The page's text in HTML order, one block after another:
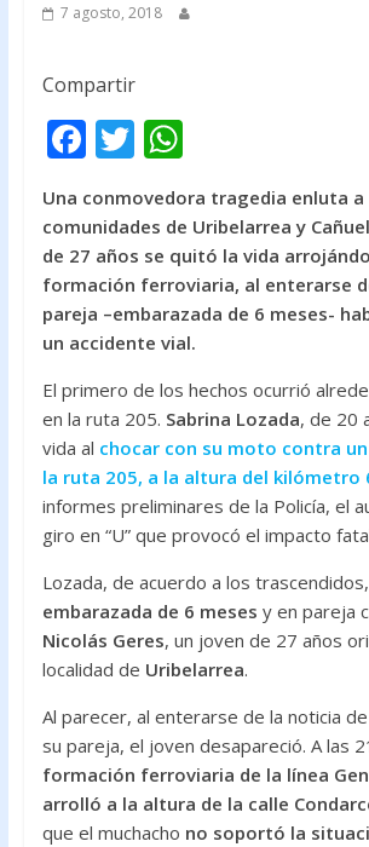
7 agosto, 2018
Compartir
F
ac
e
b
o
o
T
w
itt
er
W
at
s
A
p
p
Una conmovedora tragedia enluta a
comunidades de Uribelarrea y
de 27 años se quitó la vida
formación ferroviaria, al enterarse
pareja –embarazada de 6 meses-
un accidente vial.
El primero de los hechos ocurrió
en la ruta 205. Sabrina Lozada, de 20
vida al chocar con su moto contra
la ruta 205, a la altura del kilómetro
informes preliminares de la Policía, el
giro en “U” que provocó el impacto
Lozada, de acuerdo a los trascendidos,
embarazada de 6 meses y en pareja
Nicolás Geres, un joven de 27 años
localidad de Uribelarrea.
Al parecer, al enterarse de la noticia
su pareja, el joven desapareció. A las
formación ferroviaria de la línea
arrolló a la altura de la calle
que el muchacho no soportó la